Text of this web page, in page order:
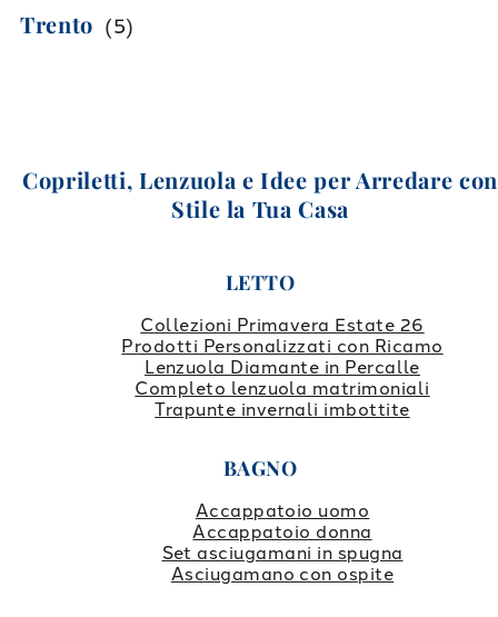
Trento (5)
Copriletti, Lenzuola e Idee per Arredare con
Stile la Tua Casa
LETTO
Collezioni Primavera Estate 26
Prodotti Personalizzati con Ricamo
Lenzuola Diamante in Percalle
Completo lenzuola matrimoniali
Trapunte invernali imbottite
BAGNO
Accappatoio uomo
Accappatoio donna
Set asciugamani in spugna
Asciugamano con ospite